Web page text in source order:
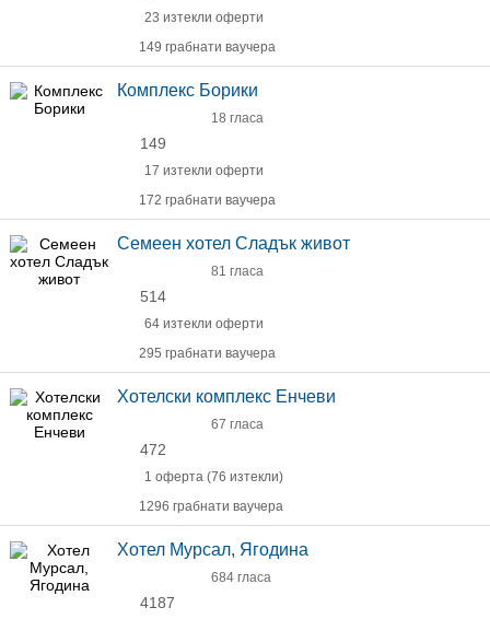
23 изтекли оферти
149 грабнати ваучера
Комплекс Борики
18 гласа
149
17 изтекли оферти
172 грабнати ваучера
Семеен хотел Сладък живот
81 гласа
514
64 изтекли оферти
295 грабнати ваучера
Хотелски комплекс Енчеви
67 гласа
472
1 оферта (76 изтекли)
1296 грабнати ваучера
Хотел Мурсал, Ягодина
684 гласа
4187